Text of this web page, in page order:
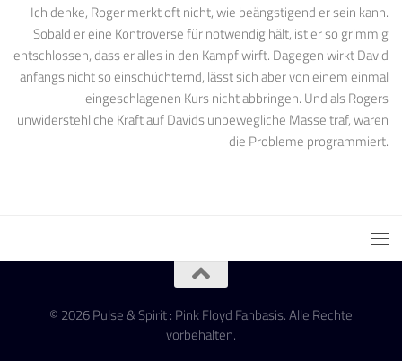
Ich denke, Roger merkt oft nicht, wie beängstigend er sein kann.
Sobald er eine Kontroverse für notwendig hält, ist er so grimmig
entschlossen, dass er alles in den Kampf wirft. Dagegen wirkt David
anfangs nicht so einschüchternd, lässt sich aber von einem einmal
eingeschlagenen Kurs nicht abbringen. Und als Rogers
unwiderstehliche Kraft auf Davids unbewegliche Masse traf, waren
die Probleme programmiert.
© 2026 Pulse & Spirit : Pink Floyd Fanbasis. Alle Rechte
vorbehalten.